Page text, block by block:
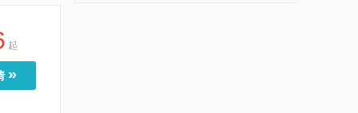
起
»